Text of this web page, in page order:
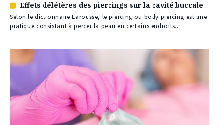
Article
réservé
à
Effets délétères des piercings sur la cavité buccale
Selon le dictionnaire Larousse, le piercing ou body piercing est une
pratique consistant à percer la peau en certains endroits...